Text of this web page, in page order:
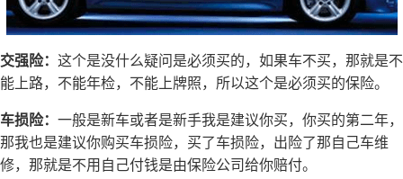
交强险： 这个是没什么疑问是必须买的，如果车不买，那就是不
能上路，不能年检，不能上牌照，所以这个是必须买的保险。
车损险： 一般是新车或者是新手我是建议你买，你买的第二年，
那我也是建议你购买车损险，买了车损险，出险了那自己车维
修，那就是不用自己付钱是由保险公司给你赔付。